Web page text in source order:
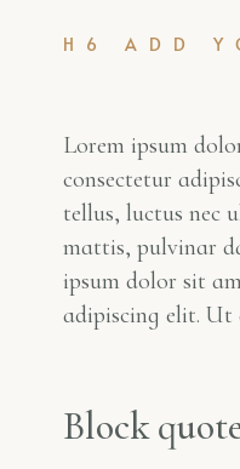
H6 ADD
Lorem ipsum
consectetur
tellus, luctus nec
mattis, pulvinar
ipsum dolor sit
adipiscing elit. Ut
Block